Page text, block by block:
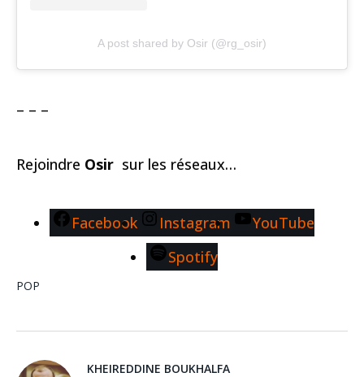
A post shared by Osir (@rg_osir)
– – –
Rejoindre Osir sur les réseaux…
Facebook Instagram
YouTube
Spotify
POP
KHEIREDDINE BOUKHALFA